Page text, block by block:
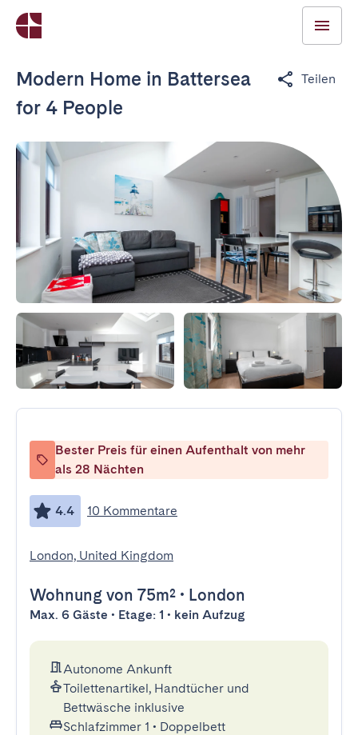
Modern Home in Battersea
for 4 People
Teilen
Bester Preis für einen Aufenthalt von mehr
als 28 Nächten
4.4 10 Kommentare
London, United Kingdom
Wohnung von 75m² • London
Max. 6 Gäste • Etage: 1 • kein Aufzug
Autonome Ankunft
Toilettenartikel, Handtücher und
Bettwäsche inklusive
Schlafzimmer 1 • Doppelbett